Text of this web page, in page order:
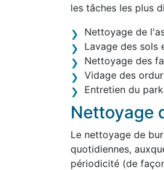
les tâches les plus
Nettoyage de
Lavage des sols
Nettoyage des
Vidage des
Entretien du
Nettoyage
Le nettoyage de
quotidiennes,
périodicité (de